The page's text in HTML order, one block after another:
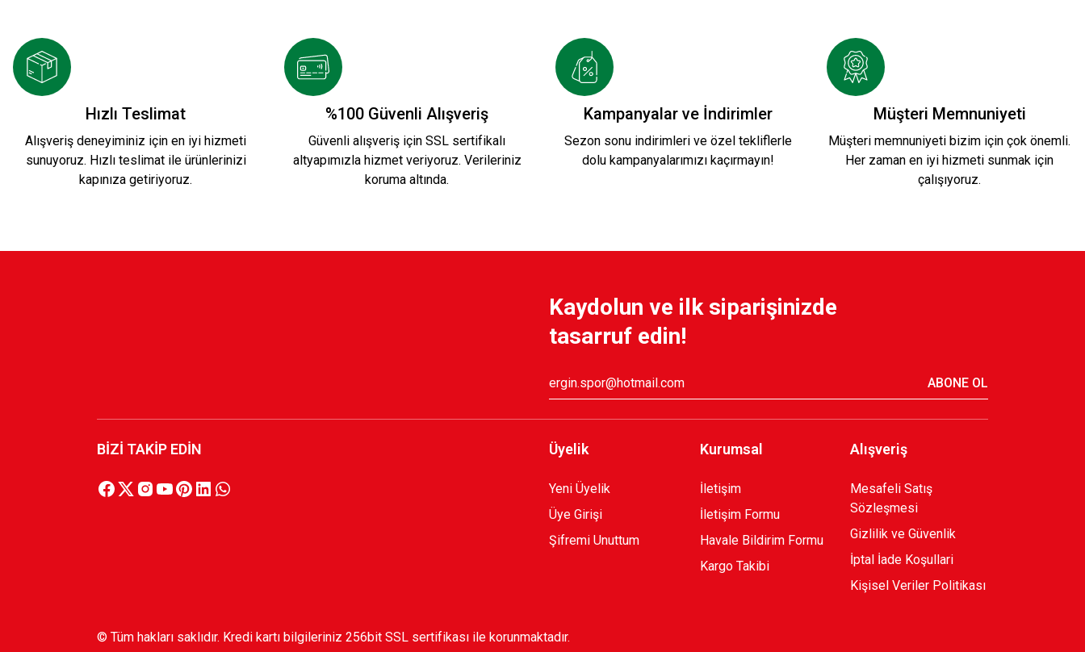
349,90 TL 349,90 TL
ANNEM ABCYİ BABAM KSK YI ÖĞRETİYOR KIRMIZI BODY
349,90 TL
BEYAZ YEŞİL KIRMIZI ÇİZGİLİ BODY
Hızlı Teslimat
Alışveriş deneyiminiz için en iyi hizmeti
sunuyoruz. Hızlı teslimat ile ürünlerinizi
kapınıza getiriyoruz.
%100 Güvenli Alışveriş
Güvenli alışveriş için SSL sertifikalı
altyapımızla hizmet veriyoruz. Verileriniz
koruma altında.
Kampanyalar ve İndirimler
Sezon sonu indirimleri ve özel tekliflerle
dolu kampanyalarımızı kaçırmayın!
Müşteri Memnuniyeti
Müşteri memnuniyeti bizim için çok önemli.
Her zaman en iyi hizmeti sunmak için
çalışıyoruz.
Kaydolun ve ilk siparişinizde
tasarruf edin!
ABONE OL
BİZİ TAKİP EDİN Üyelik
Yeni Üyelik
Üye Girişi
Şifremi Unuttum
Kurumsal
İletişim
İletişim Formu
Havale Bildirim Formu
Kargo Takibi
Alışveriş
Mesafeli Satış
Sözleşmesi
Gizlilik ve Güvenlik
İptal İade Koşullari
Kişisel Veriler Politikası
© Tüm hakları saklıdır. Kredi kartı bilgileriniz 256bit SSL sertifikası ile korunmaktadır.